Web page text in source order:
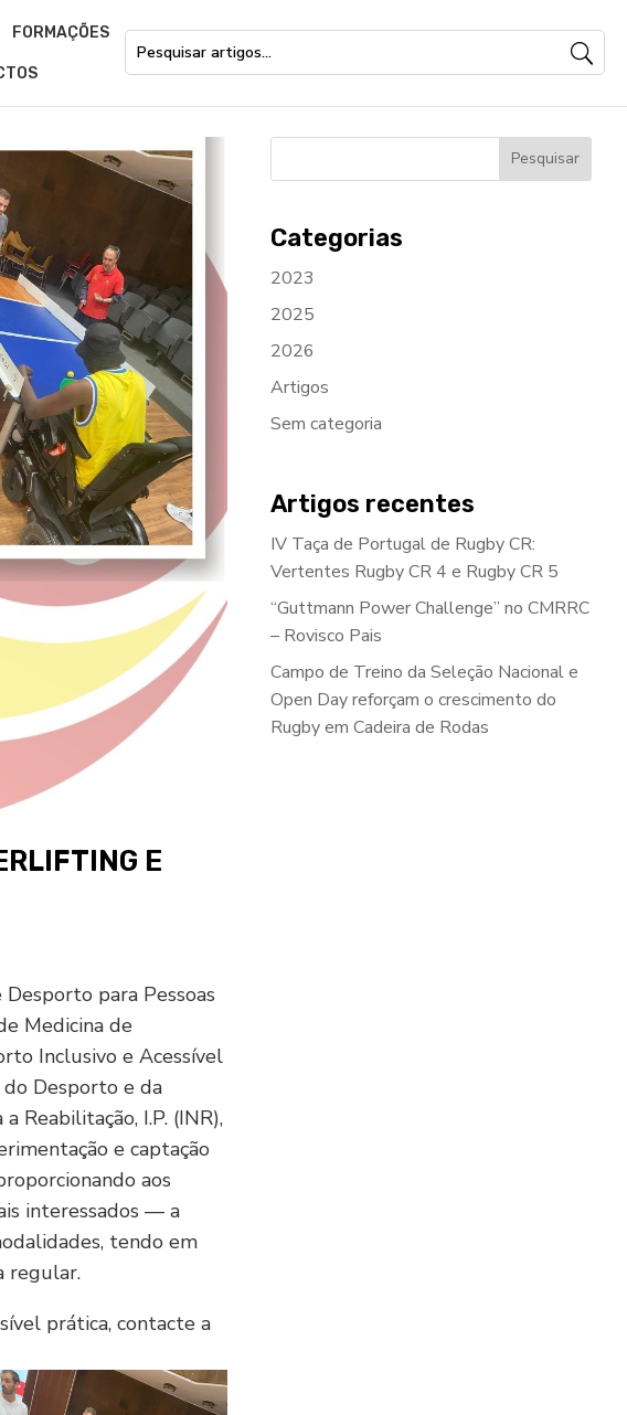
FORMAÇÕES
E
para Pessoas
Medicina de
Inclusivo e Acessível
Desporto e da
Reabilitação, I.P. (INR),
e captação
aos
interessados — a
tendo em
regular.
prática, contacte a
Categorias
2023
2025
2026
Artigos
Sem categoria
Artigos recentes
IV Taça de Portugal de Rugby CR:
Vertentes Rugby CR 4 e Rugby CR 5
“Guttmann Power Challenge” no CMRRC
– Rovisco Pais
Campo de Treino da Seleção Nacional e
Open Day reforçam o crescimento do
Rugby em Cadeira de Rodas